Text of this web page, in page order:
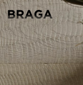
Chi siamo
Dicono di noi